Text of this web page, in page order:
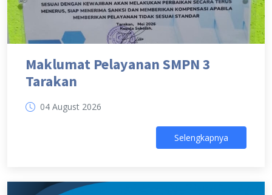
Maklumat Pelayanan SMPN 3
Tarakan
04 August 2026
Selengkapnya